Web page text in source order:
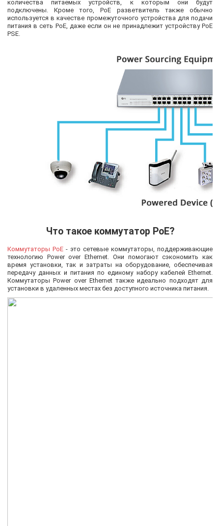
количества питаемых устройств, к которым они будут
подключены. Кроме того, PoE разветвитель также обычно
используется в качестве промежуточного устройства для подачи
питания в сеть PoE, даже если он не принадлежит устройству PoE
PSE.
Что такое коммутатор PoE?
Коммутаторы PoE - это сетевые коммутаторы, поддерживающие
технологию Power over Ethernet. Они помогают сэкономить как
время установки, так и затраты на оборудование, обеспечивая
передачу данных и питания по единому набору кабелей Ethernet.
Коммутаторы Power over Ethernet также идеально подходят для
установки в удаленных местах без доступного источника питания.